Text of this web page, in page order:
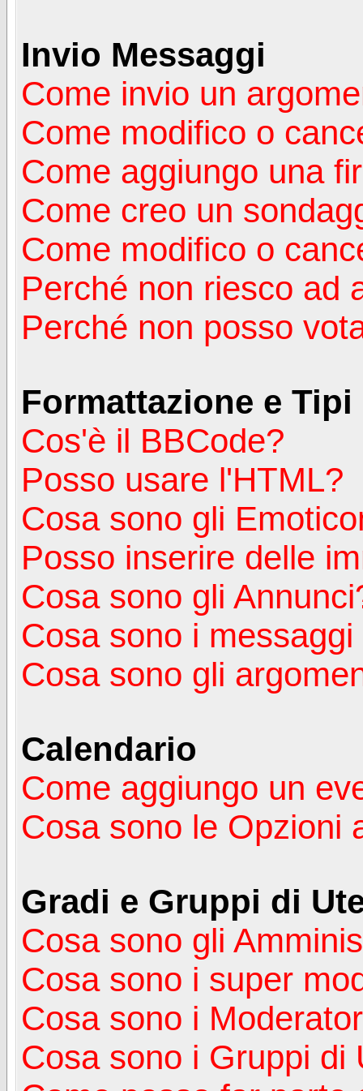
Invio Messaggi
Come invio un
Come modifico o
Come aggiungo una
Come creo un
Come modifico o
Perché non riesco ad
Perché non posso
Formattazione e
Cos'è il BBCode?
Posso usare l'HTML?
Cosa sono gli
Posso inserire delle
Cosa sono gli
Cosa sono i
Cosa sono gli
Calendario
Come aggiungo un
Cosa sono le Opzioni
Gradi e Gruppi di
Cosa sono gli
Cosa sono i super
Cosa sono i
Cosa sono i Gruppi di